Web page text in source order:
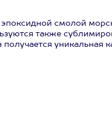
смолой
также
уникальная